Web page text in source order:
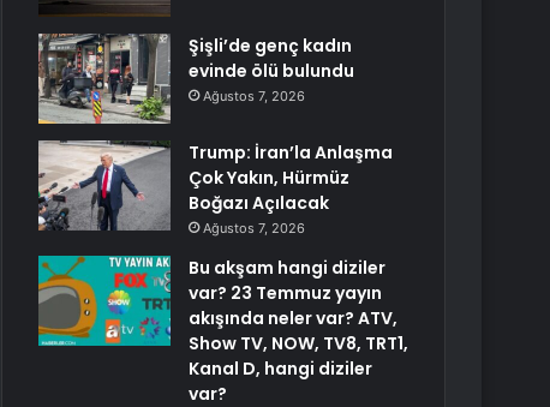
Şişli’de genç kadın
evinde ölü bulundu
Ağustos 7, 2026
Trump: İran’la Anlaşma
Çok Yakın, Hürmüz
Boğazı Açılacak
Ağustos 7, 2026
Bu akşam hangi diziler
var? 23 Temmuz yayın
akışında neler var? ATV,
Show TV, NOW, TV8, TRT1,
Kanal D, hangi diziler
var?